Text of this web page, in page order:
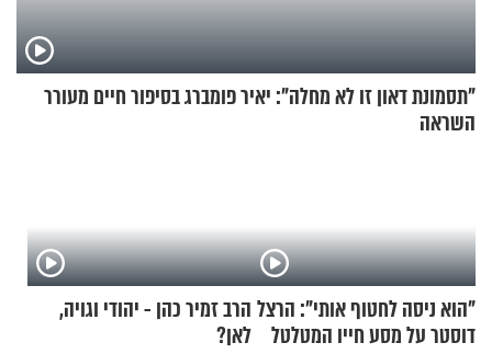
"תסמונת דאון זו לא מחלה": יאיר פומברג בסיפור חיים מעורר
השראה
"הוא ניסה לחטוף אותי": הרצל
דוסטר על מסע חייו המטלטל
הרב זמיר כהן - יהודי וגויה,
לאן?